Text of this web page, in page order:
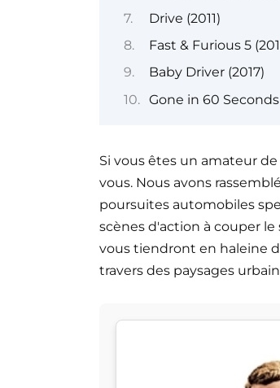
Drive (2011)
Fast & Furious 5
Baby Driver (2017)
Gone in 60
Si vous êtes un amateur
vous. Nous avons
poursuites automobiles
scènes d'action à couper
vous tiendront en haleine
travers des paysages